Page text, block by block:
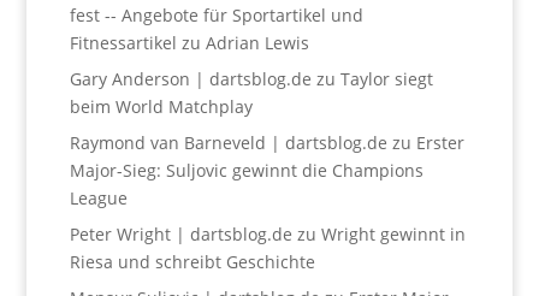
fest -- Angebote für Sportartikel und
Fitnessartikel zu Adrian Lewis
Gary Anderson | dartsblog.de zu Taylor siegt
beim World Matchplay
Raymond van Barneveld | dartsblog.de zu Erster
Major-Sieg: Suljovic gewinnt die Champions
League
Peter Wright | dartsblog.de zu Wright gewinnt in
Riesa und schreibt Geschichte